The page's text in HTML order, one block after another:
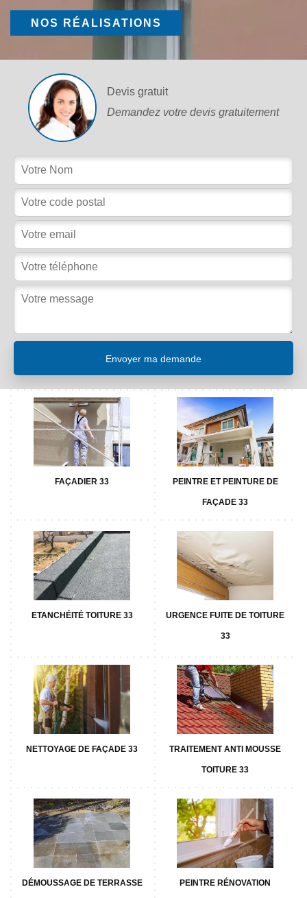
NOS RÉALISATIONS
Devis gratuit
Demandez votre devis gratuitement
FAÇADIER 33 PEINTRE ET PEINTURE DE
FAÇADE 33
ETANCHÉITÉ TOITURE 33 URGENCE FUITE DE TOITURE
33
NETTOYAGE DE FAÇADE 33 TRAITEMENT ANTI MOUSSE
TOITURE 33
DÉMOUSSAGE DE TERRASSE PEINTRE RÉNOVATION